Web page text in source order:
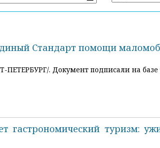
Стандарт помощи
. Документ подписали на базе
гастрономический туризм: